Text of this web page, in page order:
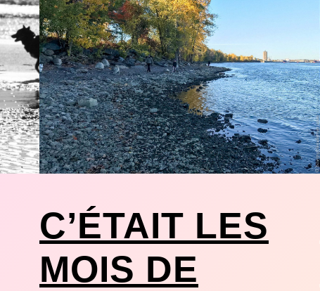
C’ÉTAIT LES
MOIS DE